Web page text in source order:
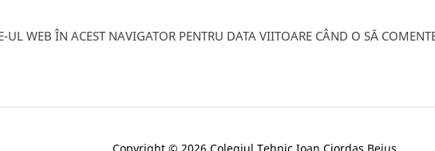
WEB ÎN ACEST NAVIGATOR PENTRU DATA VIITOARE CÂND O SĂ